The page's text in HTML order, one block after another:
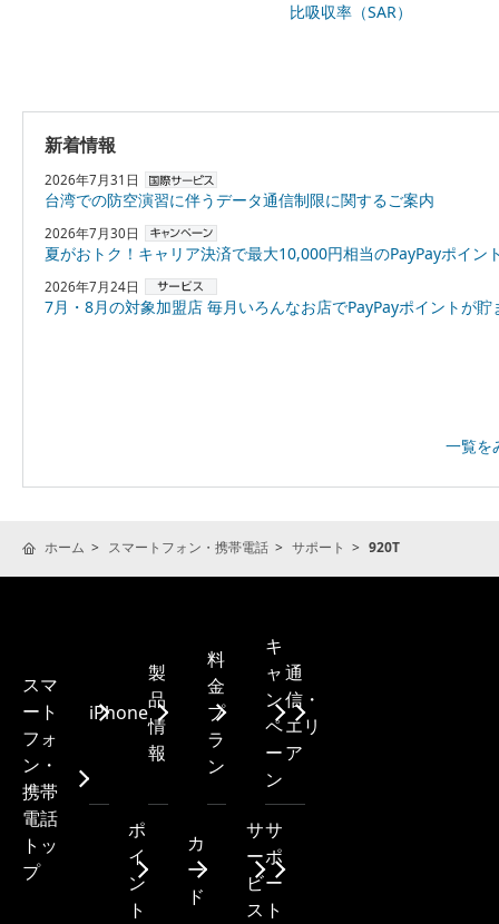
比吸収率（SAR）
新着情報
2026年7月31日
台湾での防空演習に伴うデータ通信制限に関するご案内
2026年7月30日
夏がおトク！キャリア決済で最大10,000円相当のPayPayポイントプレゼント
2026年7月24日
7月・8月の対象加盟店 毎月いろんなお店でPayPayポイントが貯まる！「スーパーPayPayクーポ
一覧を
ホーム スマートフォン・携帯電話 サポート 920T
スマ
ート
フォ
ン・
携帯
電話
トッ
プ
iPhone
製
品
情
報
料
金
プ
ラ
ン
キ
ャ
ン
ペ
ー
ン
通
信・
エリ
ア
ポ
イ
ン
ト
カ
ー
ド
サ
ー
ビ
ス
サ
ポ
ー
ト